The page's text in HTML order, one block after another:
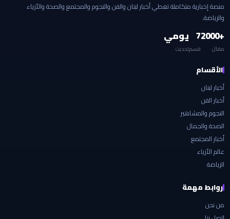
منصة إخبارية متكاملة تغطي أخبار لبنان والفن والنجوم والمجتمع والصحة والأزياء
والرياضة.
+2000
مقال
7
قسم
يومي
تحديث
الأقسام
أخبار لبنان
أخبار الفن
النجوم والمشاهير
الصحة والجمال
أخبار المجتمع
عالم الأزياء
الرياضة
روابط مهمة
من نحن